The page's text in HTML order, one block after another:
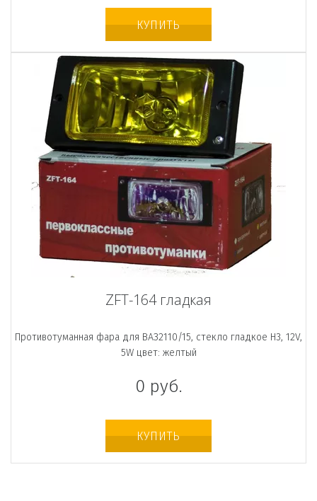
КУПИТЬ
ZFT-164 гладкая
Противотуманная фара для ВАЗ2110/15, стекло гладкое H3, 12V,
5W цвет: желтый
0 руб.
КУПИТЬ